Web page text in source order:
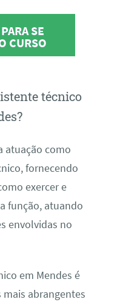
SE
CURSO
técnico
atuação como
fornecendo
exercer e
função, atuando
envolvidas no
em Mendes é
abrangentes